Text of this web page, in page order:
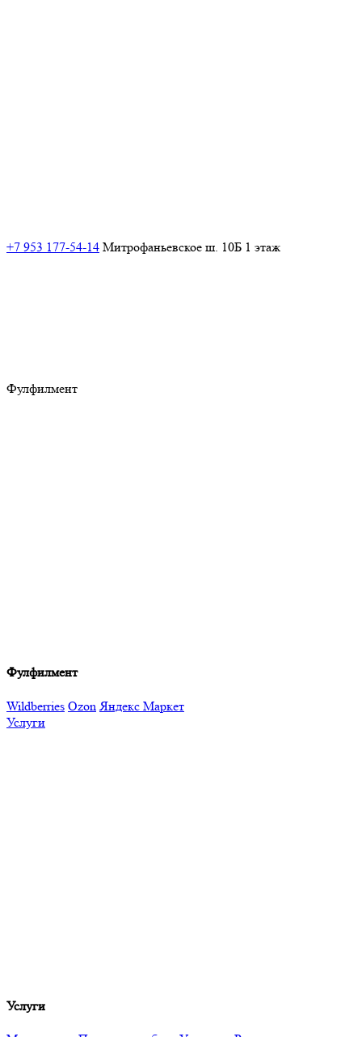
+7 953 177-54-14 Митрофаньевское ш. 10Б 1 этаж
Фулфилмент
Фулфилмент
Wildberries Ozon Яндекс Маркет
Услуги
Услуги